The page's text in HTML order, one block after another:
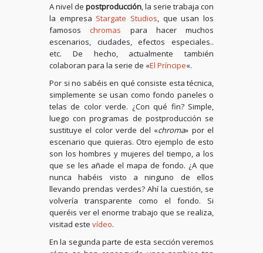
A nivel de postproducción, la serie trabaja con
la empresa Stargate Studios, que usan los
famososchromas para hacer muchos
escenarios, ciudades, efectos especiales..
etc. De hecho, actualmente también
colaboran para la serie de «El Príncipe«.
Por si no sabéis en qué consiste esta técnica,
simplemente se usan como fondo paneles o
telas de color verde. ¿Con qué fin? Simple,
luego con programas de postproducción se
sustituye el color verde del «chroma» por el
escenario que quieras. Otro ejemplo de esto
son los hombres y mujeres del tiempo, a los
que se les añade el mapa de fondo. ¿A que
nunca habéis visto a ninguno de ellos
llevando prendas verdes? Ahí la cuestión, se
volvería transparente como el fondo. Si
queréis ver el enorme trabajo que se realiza,
visitad este vídeo.
En la segunda parte de esta sección veremos